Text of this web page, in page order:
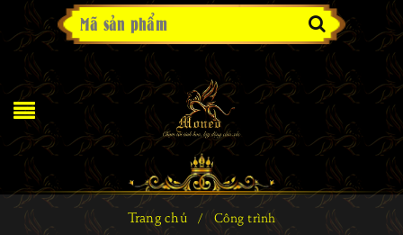
Trang chủ / Công trình